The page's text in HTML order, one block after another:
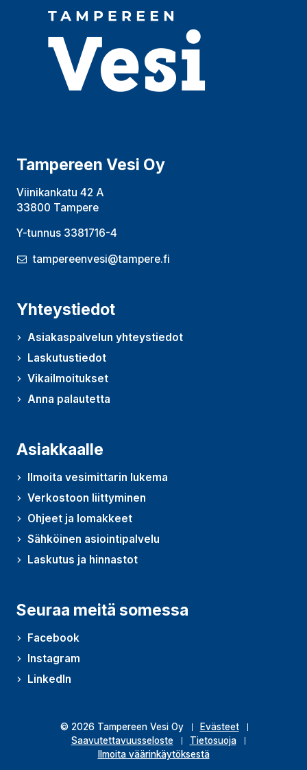
Tampereen Vesi Oy
Viinikankatu 42 A
33800 Tampere
Y-tunnus 3381716-4
tampereenvesi@tampere.fi
Yhteystiedot
Asiakaspalvelun yhteystiedot
Laskutustiedot
Vikailmoitukset
Anna palautetta
(Avautuu uudessa ikkunassa)
Asiakkaalle
Ilmoita vesimittarin lukema
Verkostoon liittyminen
Ohjeet ja lomakkeet
Sähköinen asiointipalvelu
Laskutus ja hinnastot
Seuraa meitä somessa
Facebook
Instagram
LinkedIn
© 2026 Tampereen Vesi Oy
Evästeet
Saavutettavuusseloste
Tietosuoja
Ilmoita väärinkäytöksestä